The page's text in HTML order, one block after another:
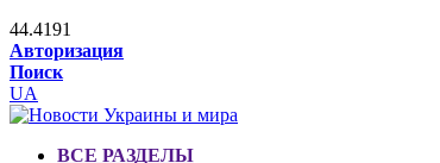
44.4191
Авторизация
Поиск
UA
ВСЕ РАЗДЕЛЫ